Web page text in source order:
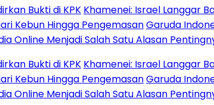
KPKKhamenei: Israel Langgar Batas,
PengemasanGaruda Indonesia Fokus
Salah Satu Alasan Pentingnya UMKM
KPKKhamenei: Israel Langgar Batas,
PengemasanGaruda Indonesia Fokus
Salah Satu Alasan Pentingnya UMKM